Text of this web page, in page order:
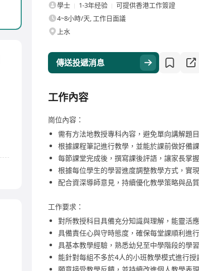
學士
1-3年经验
可提供香港工作簽證
4~8小時/天, 工作日面議
上水
傳送投遞消息
工作內容
崗位內容：
需有方法地教授專科內容，避免單向講解題
根據課程筆記進行教學，並能於課前做好備
每節課堂完成後，撰寫課後評語，讓家長掌
根據每位學生的學習進度調整教學方式，實
配合資深導師意見，持續優化教學策略與品質
工作要求：
對所教授科目具備充分知識與理解，能靈活
具備責任心與守時態度，確保每堂課順利進行
具基本教學經驗，熟悉幼兒至中學階段的學
能針對每組不多於4人的小班教學模式進行授